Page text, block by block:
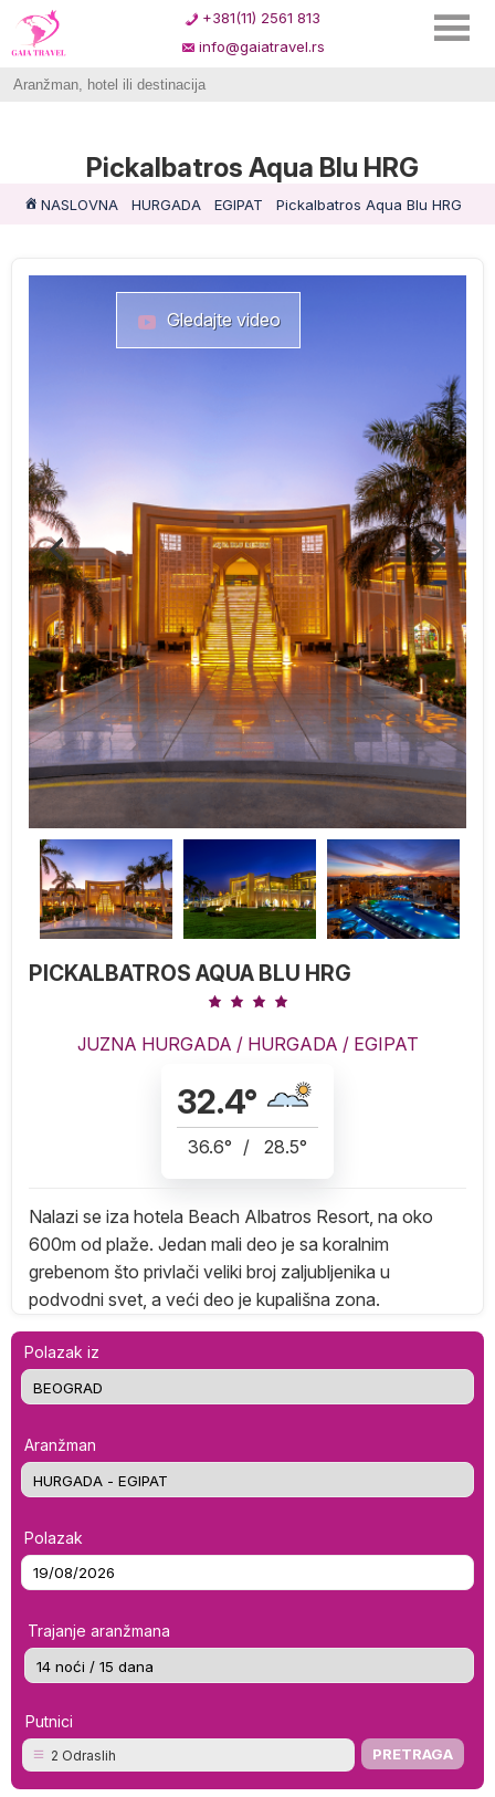
+381(11) 2561 813
info@gaiatravel.rs
Pickalbatros Aqua Blu HRG
NASLOVNA HURGADA EGIPAT Pickalbatros Aqua Blu HRG
Gledajte video
PICKALBATROS AQUA BLU HRG
JUZNA HURGADA / HURGADA / EGIPAT
32.4°
36.6° / 28.5°
Nalazi se iza hotela Beach Albatros Resort, na oko
600m od plaže. Jedan mali deo je sa koralnim
grebenom što privlači veliki broj zaljubljenika u
podvodni svet, a veći deo je kupališna zona.
Polazak iz
Aranžman
Polazak
Trajanje aranžmana
Putnici
2 Odraslih